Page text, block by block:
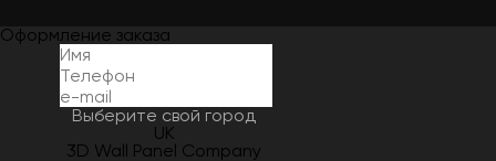
Оформление заказа
Выберите свой город
UK
3D Wall Panel Company